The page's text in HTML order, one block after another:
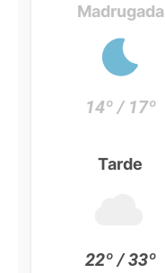
Madrugada
14º / 17º
Tarde
22º / 33º